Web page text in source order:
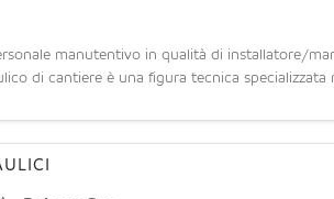
personale manutentivo in qualità di installatore/
di cantiere è una figura tecnica